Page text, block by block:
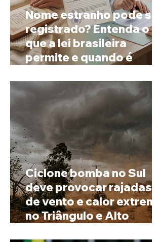
Nome estranho pode ser
registrado? Entenda o
que a lei brasileira
permite e quando é
prenome
Ciclone bomba no Sul
deve provocar rajadas
de vento e calor extremo
no Triângulo e Alto